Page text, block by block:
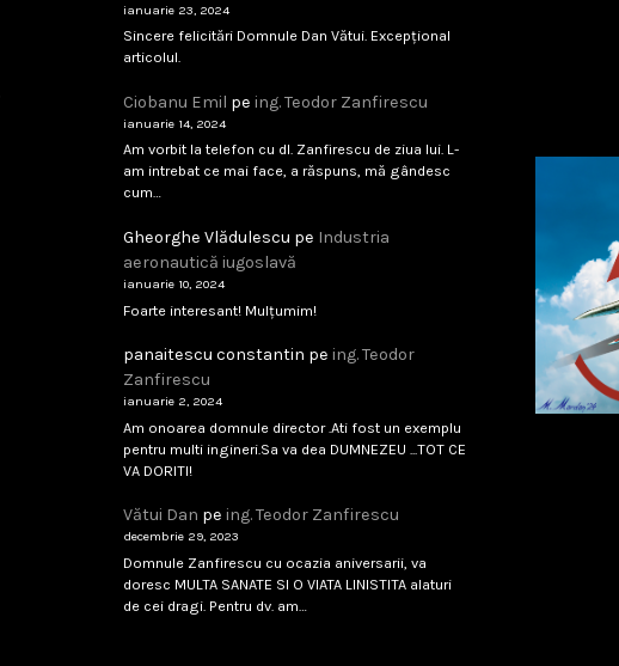
ianuarie 23, 2024
Sincere felicitări Domnule Dan Vătui. Excepțional
articolul.
Ciobanu Emil pe ing. Teodor Zanfirescu
ianuarie 14, 2024
Am vorbit la telefon cu dl. Zanfirescu de ziua lui. L-
am intrebat ce mai face, a răspuns, mă gândesc
cum…
Gheorghe Vlădulescu pe Industria
aeronautică iugoslavă
ianuarie 10, 2024
Foarte interesant! Mulțumim!
panaitescu constantin pe ing. Teodor
Zanfirescu
ianuarie 2, 2024
Am onoarea domnule director .Ati fost un exemplu
pentru multi ingineri.Sa va dea DUMNEZEU ...TOT CE
VA DORITI!
Vătui Dan pe ing. Teodor Zanfirescu
decembrie 29, 2023
Domnule Zanfirescu cu ocazia aniversarii, va
doresc MULTA SANATE SI O VIATA LINISTITA alaturi
de cei dragi. Pentru dv. am…